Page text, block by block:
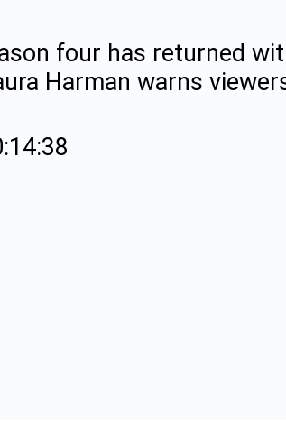
four has returned
Harman warns